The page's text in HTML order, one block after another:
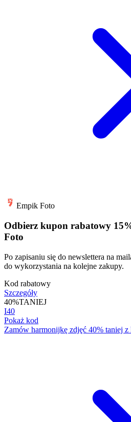
Empik Foto
Odbierz kupon rabatowy
Foto
Po zapisaniu się do newslettera na
do wykorzystania na kolejne zakupy.
Kod rabatowy
Szczegóły
40%TANIEJ
I40
Pokaż kod
Zamów harmonijkę zdjęć 40% taniej